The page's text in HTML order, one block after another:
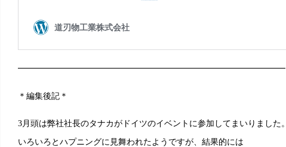
━━━━━━━━━━━━━━━━━━━━━━━━━━━━━━━━
＊編集後記＊
3月頭は弊社社長のタナカがドイツのイベントに参加してまいりました。
いろいろとハプニングに見舞われたようですが、結果的には